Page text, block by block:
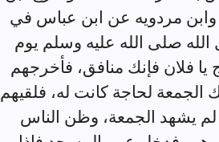
وابن مردويه عن ابن عباس في
صلى الله عليه وسلم يوم
فلان فإنك منافق، فأخرجهم
لحاجة كانت له، فلقيهم
يشهد الجمعة، وظن الناس